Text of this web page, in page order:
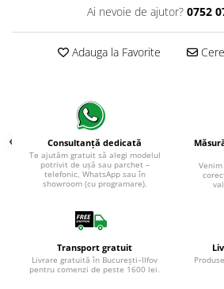
Robusto 12 mm
Ai nevoie de ajutor? 0752
Adauga la Favorite
Consultanță dedicată
Te ajutăm gratuit să alegi modelul
potrivit de ușă sau parchet –
telefonic, WhatsApp sau în
showroom (cu programare).
Transport gratuit
Livrare gratuită în București–Ilfov
pentru comenzi de peste 1600 lei.